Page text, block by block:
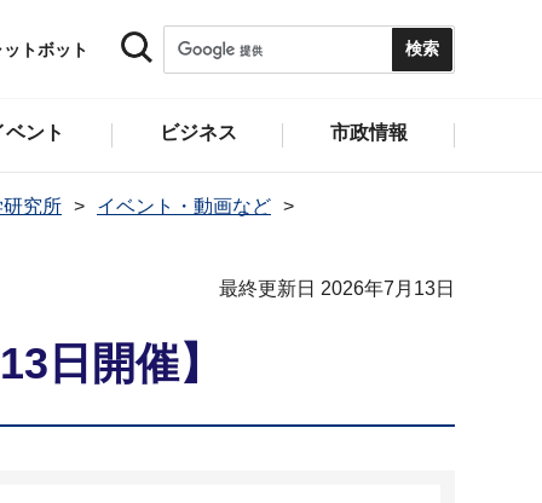
トボット
ント ビジネス 市政情報
究所 イベント・動画など
最終更新日 2026年7月13日
日開催】